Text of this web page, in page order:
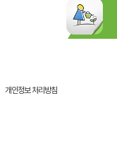
개인정보 처리방침